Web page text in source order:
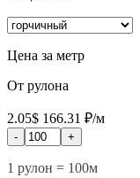
Цена за метр
От рулона
2.05$ 166.31 ₽/м
- +
1 рулон = 100м